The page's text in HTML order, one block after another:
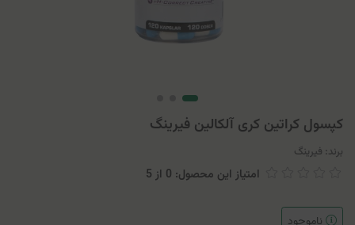
کپسول کراتین کری آلکالین فیرینگ
برند: فیرینگ
امتیاز این محصول: 0 از 5
ناموجود